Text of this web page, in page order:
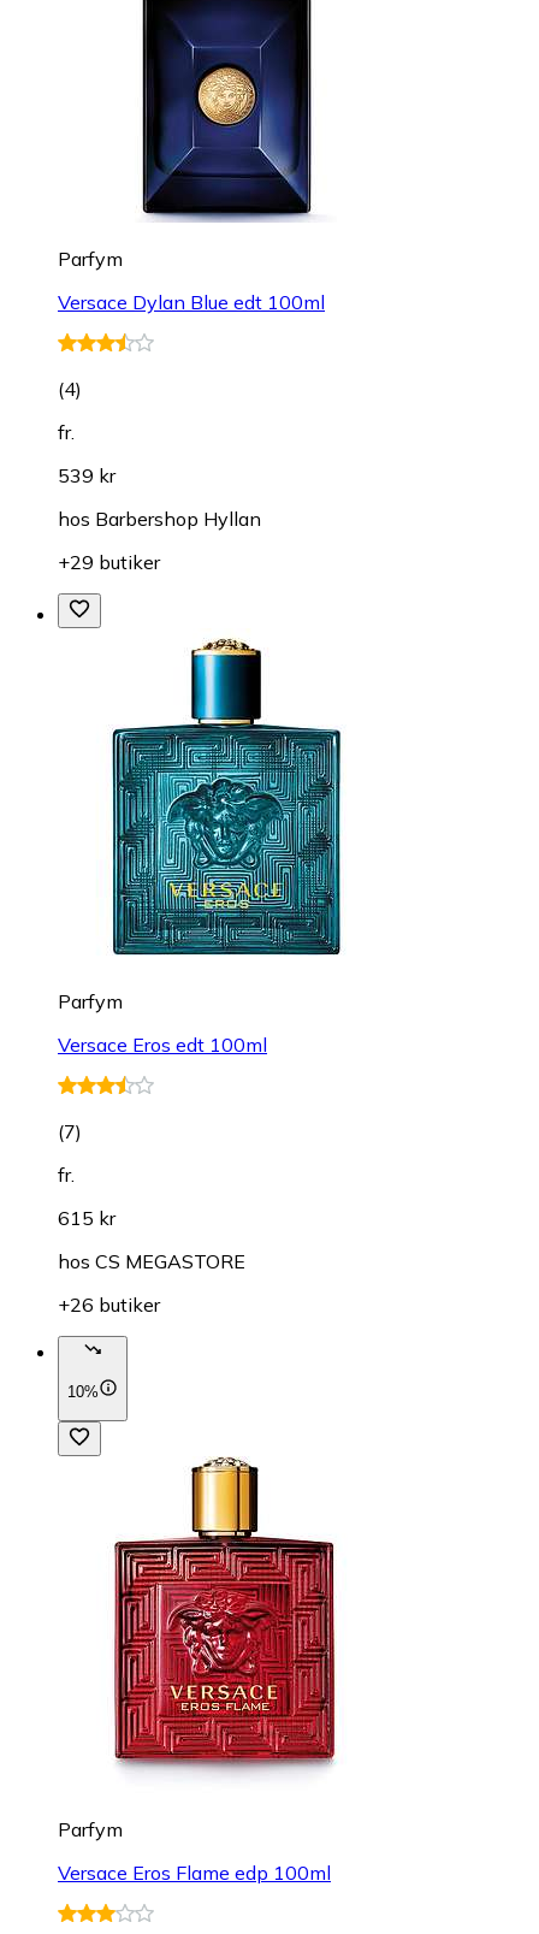
Parfym
Versace Dylan Blue edt 100ml
(4)
fr.
539 kr
hos Barbershop Hyllan
+29 butiker
Parfym
Versace Eros edt 100ml
(7)
fr.
615 kr
hos CS MEGASTORE
+26 butiker
10%
Parfym
Versace Eros Flame edp 100ml